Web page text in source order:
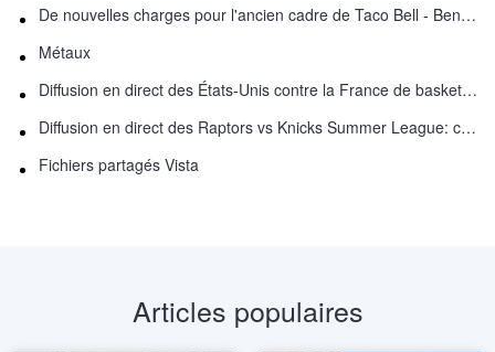
De nouvelles charges pour l'ancien cadre de Taco Bell - Benjamin Golden - dans Uber fracas
Métaux
Diffusion en direct des États-Unis contre la France de basket-ball : comment regarder en ligne
Diffusion en direct des Raptors vs Knicks Summer League: comment regarder
Fichiers partagés Vista
Articles populaires